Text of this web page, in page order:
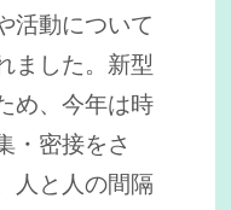
活動について
ました。新型
め、今年は時
・密接をさ
人と人の間隔